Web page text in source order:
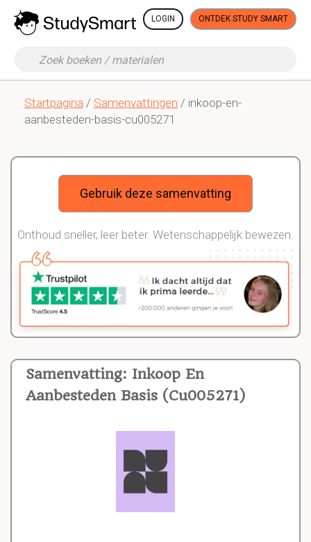
LOGIN ONTDEK STUDY SMART
Startpagina / Samenvattingen / inkoop-en-
aanbesteden-basis-cu005271
Samenvatting: Inkoop En
Aanbesteden Basis (Cu005271)
Gebruik deze samenvatting
Onthoud sneller, leer beter. Wetenschappelijk bewezen.